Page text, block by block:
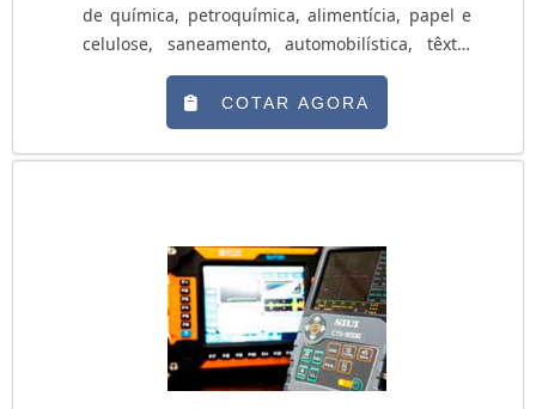
de química, petroquímica, alimentícia, papel e
celulose, saneamento, automobilística, têxtil,
siderúrgico, entre outros. Desde 1983, há mais
de 30 anos no segmento, a empresa vem
trabalhado da forma mais qualificada e
profissional para atender as necessidades de
Você também pode se interessar por
no Portal Soluções Industriais você vai achar os
melhores fabricantes de todo o Brasil..
COTAR AGORA